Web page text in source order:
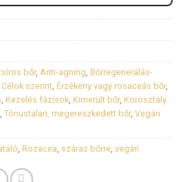
bőr, Anti-agning, Bőrregenerálás-
Célok szerint, Érzékeny vagy rosaceás bőr,
, Kezelés fázisok, Kimerült bőr, Korosztály
, Tónustalan, megereszkedett bőr, Vegán
, Rozacea, száraz bőrre, vegán